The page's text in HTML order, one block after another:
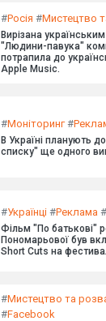
#Росія #Мистецтво
Вирізана
"Людини-павука"
потрапила до
Apple Music.
#Моніторинг#
В Україні планують
списку" ще одного
#Українці #Реклама #
Фільм "По батькові"
Пономарьової був
Short Cuts на
#Мистецтво та
#Facebook